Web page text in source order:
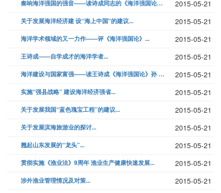
奏响海洋强国的强音——读诗成同志的《海洋强国论》有感... 2015-05-21
关于发展海洋经济建 设“海上中国"的建议... 2015-05-21
海洋学术领域的又一力作——评《海洋强国论》... 2015-05-21
王诗成——自学成才的海洋学者... 2015-05-21
海洋建设与国家富强——读王诗成《海洋强国论》孙 斌... 2015-05-21
实施“强县战略” 建设海洋经济强省... 2015-05-21
关于发展我国“蓝色瑰宝工程”的建议... 2015-05-21
关于发展滨海旅游业的探讨... 2015-05-21
翘起山东发展的“龙头”... 2015-05-21
贯彻实施《渔业法》9周年 渔业生产健康快速发展... 2015-05-21
涉外渔业管理情况及对策... 2015-05-21